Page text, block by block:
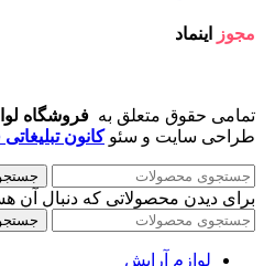
مجوز اینماد
تمامی حقوق متعلق به فروشگاه
طراحی سایت و سئوکانون
برای دیدن محصولاتی که دنبال آن
لوازم آرایش